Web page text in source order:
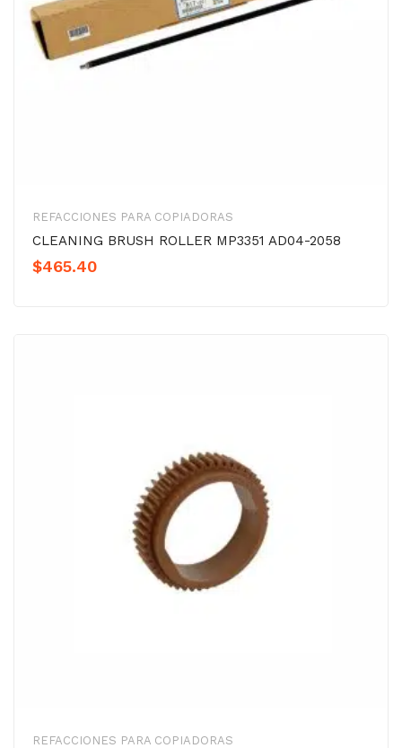
REFACCIONES PARA COPIADORAS
CLEANING BRUSH ROLLER MP3351 AD04-2058
$465.40
REFACCIONES PARA COPIADORAS